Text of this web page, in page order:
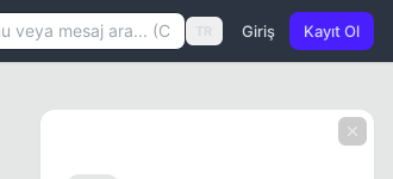
TR Giriş Kayıt Ol